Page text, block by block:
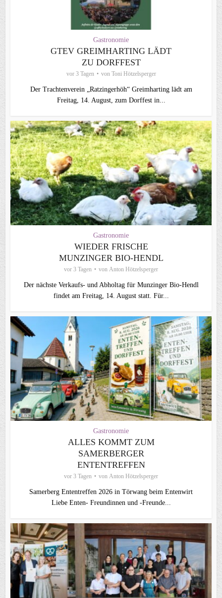
Gastronomie
GTEV GREIMHARTING LÄDT
ZU DORFFEST
vor 3 Tagen von Toni Hötzelsperger
Der Trachtenverein „Ratzingerhöh“ Greimharting lädt am
Freitag, 14. August, zum Dorffest in...
Gastronomie
WIEDER FRISCHE
MUNZINGER BIO-HENDL
vor 3 Tagen von Anton Hötzelsperger
Der nächste Verkaufs- und Abholtag für Munzinger Bio-Hendl
findet am Freitag, 14. August statt. Für...
Gastronomie
ALLES KOMMT ZUM
SAMERBERGER
ENTENTREFFEN
vor 3 Tagen von Anton Hötzelsperger
Samerberg Ententreffen 2026 in Törwang beim Entenwirt
Liebe Enten- Freundinnen und -Freunde...